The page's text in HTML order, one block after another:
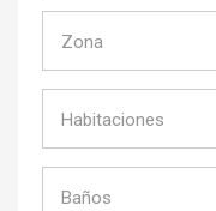
Zona
Habitaciones
Baños